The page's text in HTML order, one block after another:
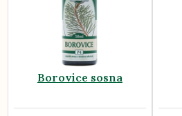
Borovice sosna